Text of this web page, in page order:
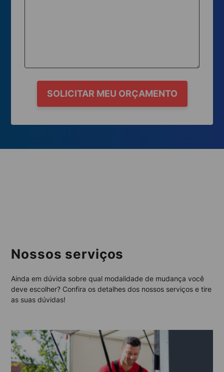
SOLICITAR MEU ORÇAMENTO
Nossos serviços
Ainda em dúvida sobre qual modalidade de mudança você
deve escolher? Confira os detalhes dos nossos serviços e tire
as suas dúvidas!